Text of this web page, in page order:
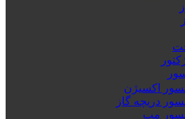
اکسیژن
دریچه گاز
مپ